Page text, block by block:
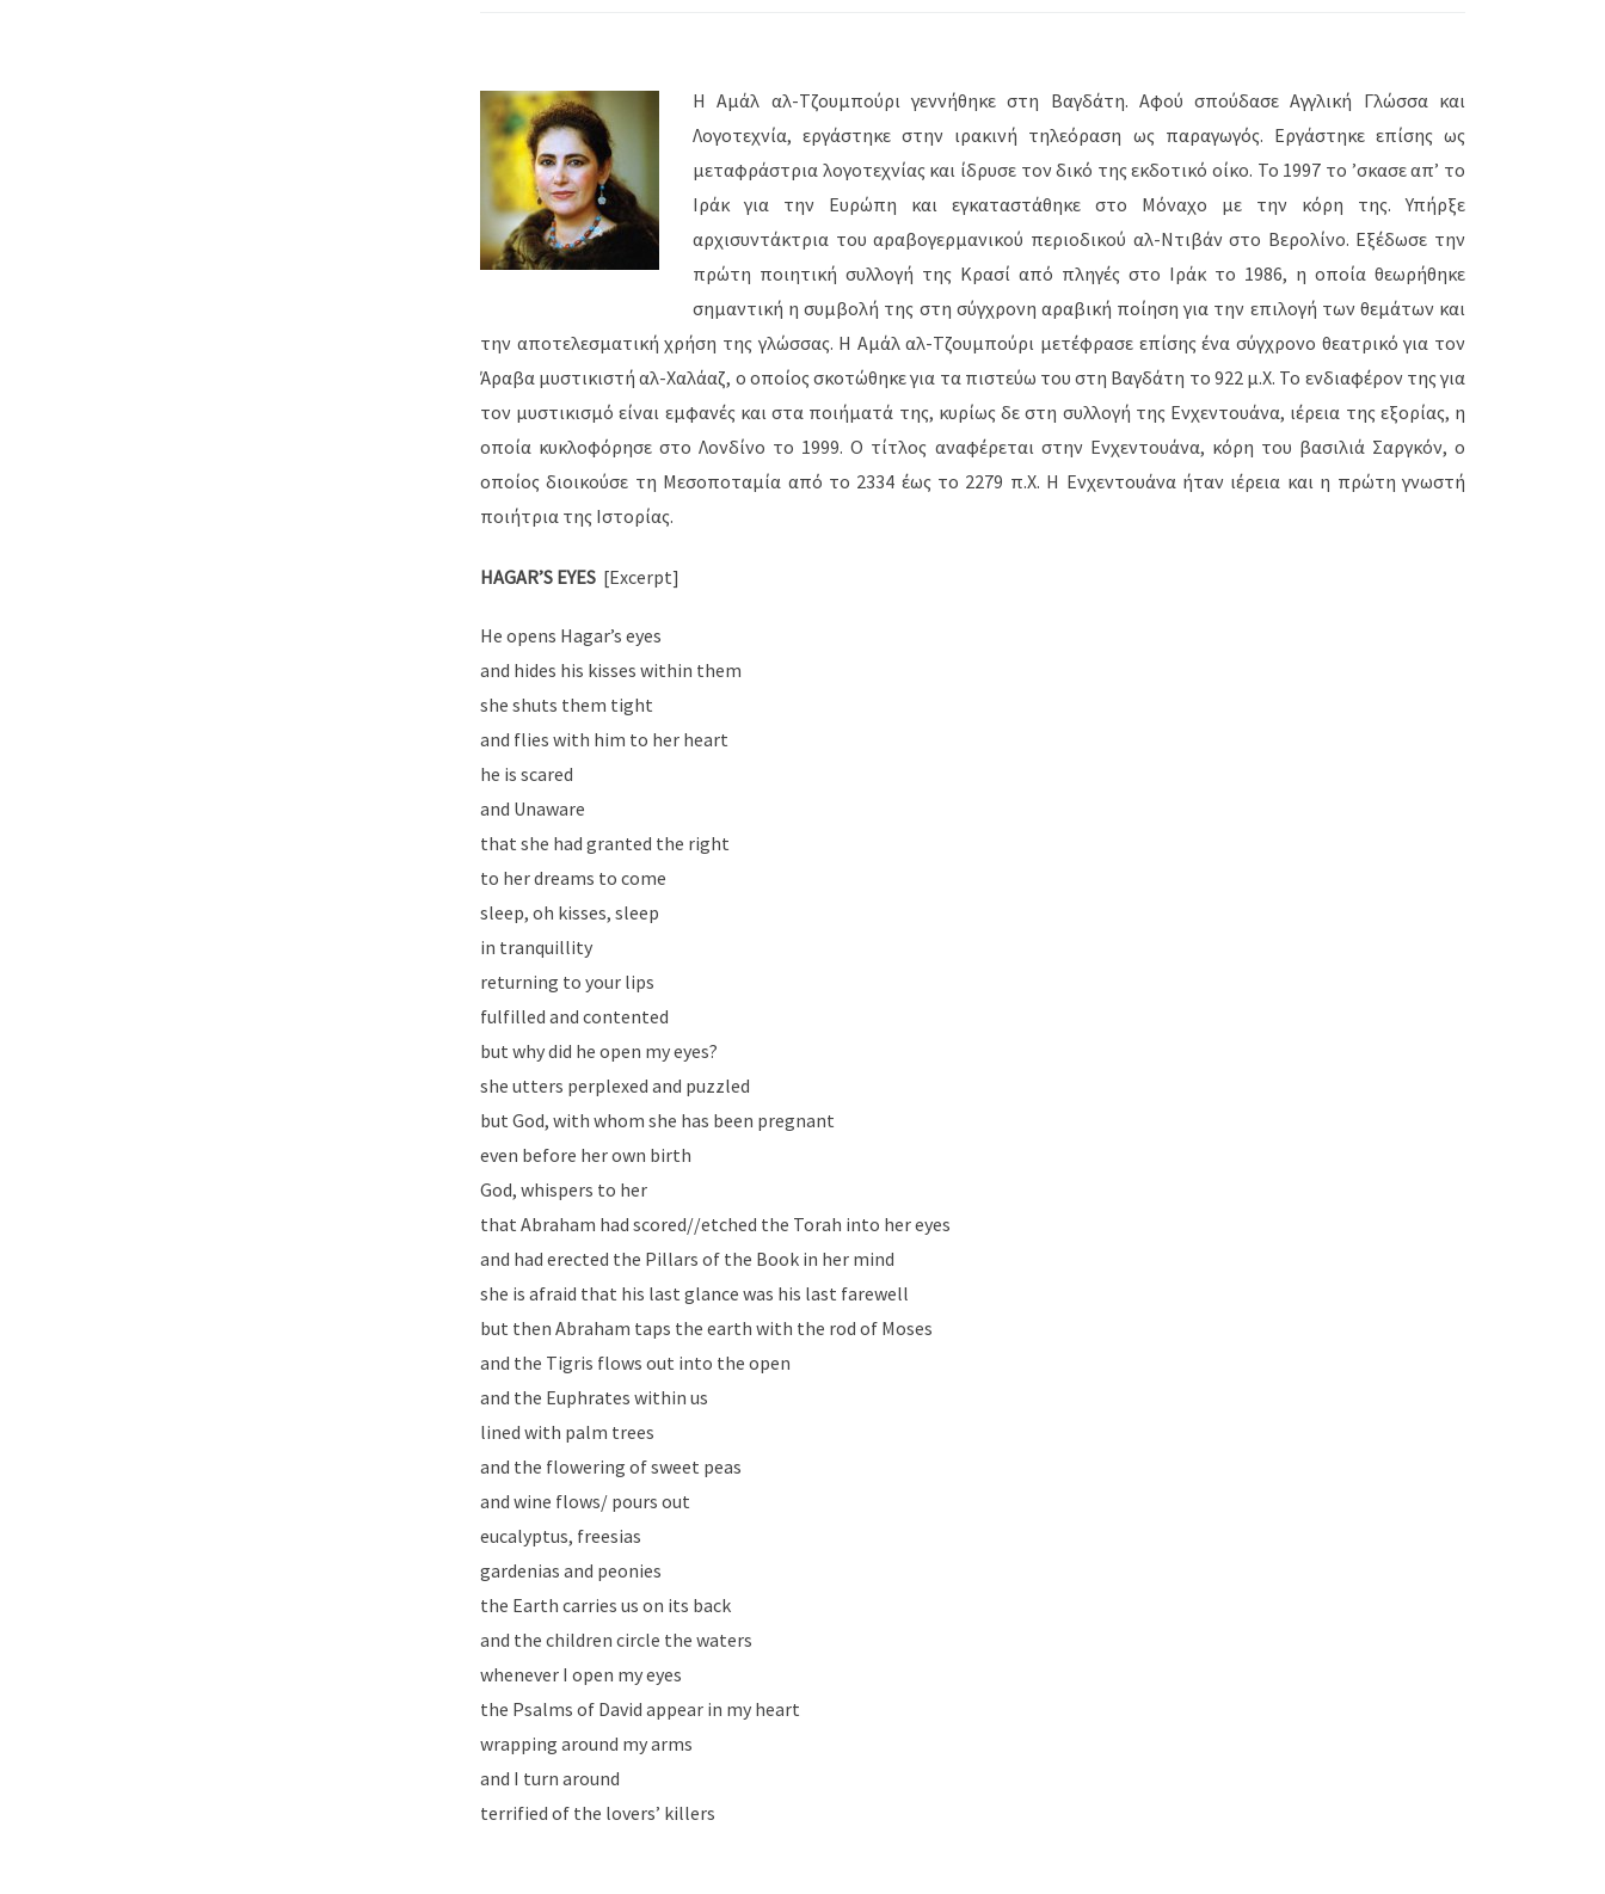
Η Αμάλ αλ-Τζουμπούρι γεννήθηκε στη Βαγδάτη. Αφού σπούδασε Αγγλική Γλώσσα και
Λογοτεχνία, εργάστηκε στην ιρακινή τηλεόραση ως παραγωγός. Εργάστηκε επίσης ως
μεταφράστρια λογοτεχνίας και ίδρυσε τον δικό της εκδοτικό οίκο. Το 1997 το ’σκασε απ’ το
Ιράκ για την Ευρώπη και εγκαταστάθηκε στο Μόναχο με την κόρη της. Υπήρξε
αρχισυντάκτρια του αραβογερμανικού περιοδικού αλ-Ντιβάν στο Βερολίνο. Εξέδωσε την
πρώτη ποιητική συλλογή της Κρασί από πληγές στο Ιράκ το 1986, η οποία θεωρήθηκε
σημαντική η συμβολή της στη σύγχρονη αραβική ποίηση για την επιλογή των θεμάτων και
την αποτελεσματική χρήση της γλώσσας. Η Αμάλ αλ-Τζουμπούρι μετέφρασε επίσης ένα σύγχρονο θεατρικό για τον
Άραβα μυστικιστή αλ-Χαλάαζ, ο οποίος σκοτώθηκε για τα πιστεύω του στη Βαγδάτη το 922 μ.Χ. Το ενδιαφέρον της για
τον μυστικισμό είναι εμφανές και στα ποιήματά της, κυρίως δε στη συλλογή της Ενχεντουάνα, ιέρεια της εξορίας, η
οποία κυκλοφόρησε στο Λονδίνο το 1999. Ο τίτλος αναφέρεται στην Ενχεντουάνα, κόρη του βασιλιά Σαργκόν, ο
οποίος διοικούσε τη Μεσοποταμία από το 2334 έως το 2279 π.Χ. Η Ενχεντουάνα ήταν ιέρεια και η πρώτη γνωστή
ποιήτρια της Ιστορίας.
HAGAR’S EYES [Excerpt]
He opens Hagar’s eyes
and hides his kisses within them
she shuts them tight
and flies with him to her heart
he is scared
and Unaware
that she had granted the right
to her dreams to come
sleep, oh kisses, sleep
in tranquillity
returning to your lips
fulfilled and contented
but why did he open my eyes?
she utters perplexed and puzzled
but God, with whom she has been pregnant
even before her own birth
God, whispers to her
that Abraham had scored//etched the Torah into her eyes
and had erected the Pillars of the Book in her mind
she is afraid that his last glance was his last farewell
but then Abraham taps the earth with the rod of Moses
and the Tigris flows out into the open
and the Euphrates within us
lined with palm trees
and the flowering of sweet peas
and wine flows/ pours out
eucalyptus, freesias
gardenias and peonies
the Earth carries us on its back
and the children circle the waters
whenever I open my eyes
the Psalms of David appear in my heart
wrapping around my arms
and I turn around
terrified of the lovers’ killers